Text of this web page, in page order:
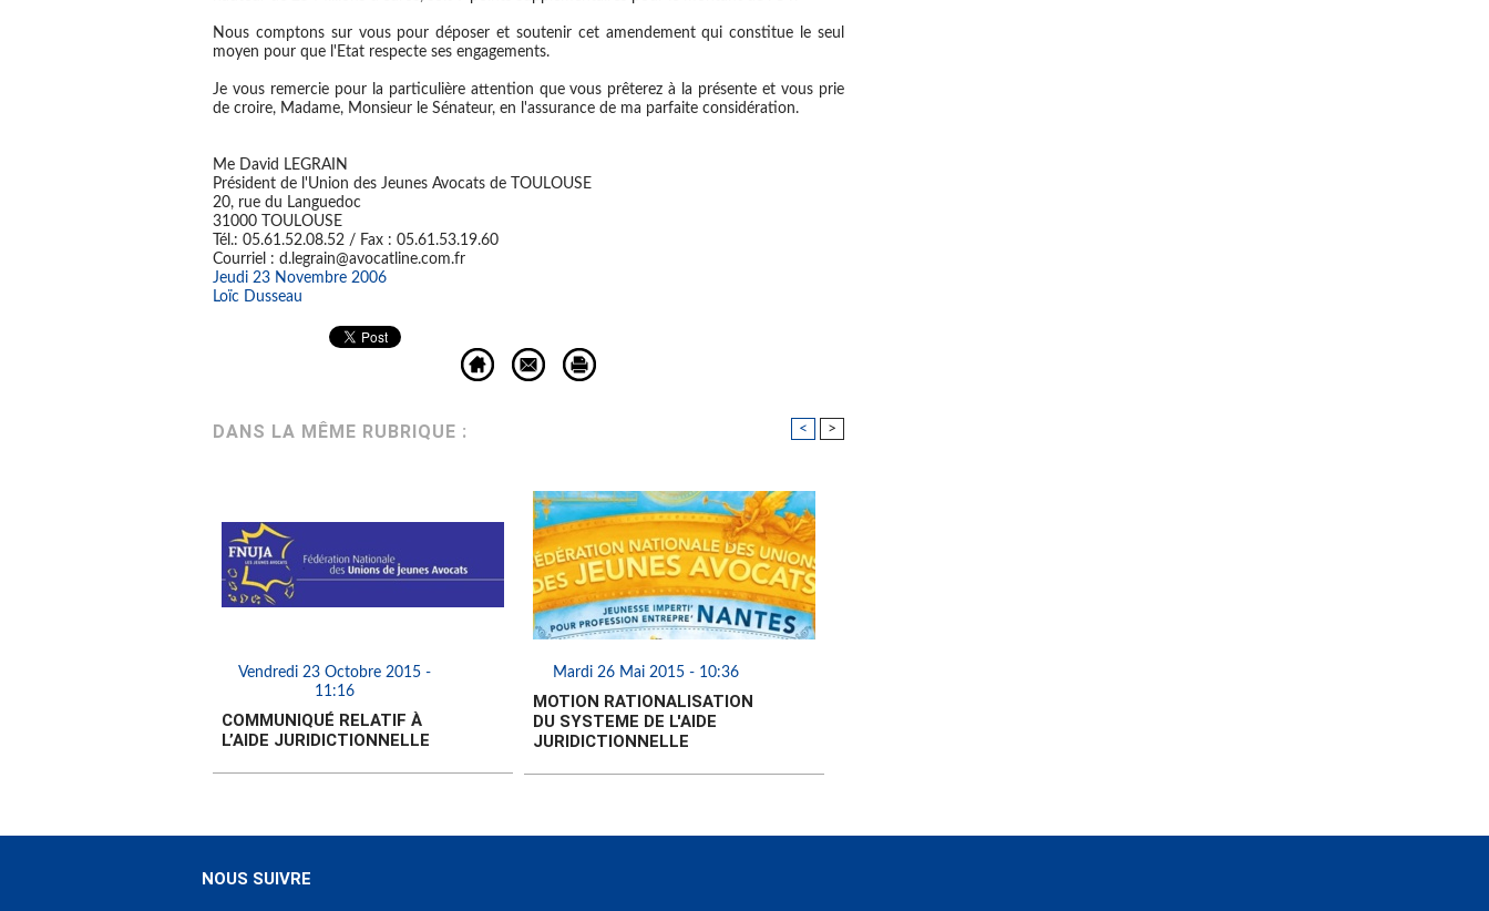
Nous comptons sur vous pour déposer et soutenir cet amendement qui constitue le seul
moyen pour que l'Etat respecte ses engagements.
Je vous remercie pour la particulière attention que vous prêterez à la présente et vous prie
de croire, Madame, Monsieur le Sénateur, en l'assurance de ma parfaite considération.
Me David LEGRAIN
Président de l'Union des Jeunes Avocats de TOULOUSE
20, rue du Languedoc
31000 TOULOUSE
Tél.: 05.61.52.08.52 / Fax : 05.61.53.19.60
Courriel : d.legrain@avocatline.com.fr
Jeudi 23 Novembre 2006
Loïc Dusseau
DANS LA MÊME RUBRIQUE : < >
Vendredi 23 Octobre 2015 -
11:16
COMMUNIQUÉ RELATIF À
L’AIDE JURIDICTIONNELLE
Mardi 26 Mai 2015 - 10:36
MOTION RATIONALISATION
DU SYSTEME DE L'AIDE
JURIDICTIONNELLE
NOUS SUIVRE